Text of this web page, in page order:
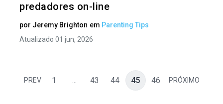
predadores on-line
por Jeremy Brighton em Parenting Tips
Atualizado 01 jun, 2026
PREV 1 ... 43 44 45 46 PRÓXIMO